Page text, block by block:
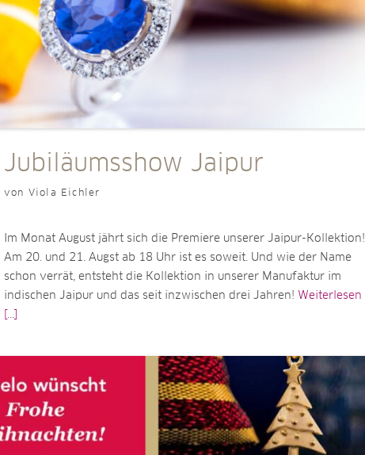
Jubiläumsshow Jaipur
von Viola Eichler
Im Monat August jährt sich die Premiere unserer Jaipur-Kollektion!
Am 20. und 21. Augst ab 18 Uhr ist es soweit. Und wie der Name
schon verrät, entsteht die Kollektion in unserer Manufaktur im
indischen Jaipur und das seit inzwischen drei Jahren! Weiterlesen
[...]